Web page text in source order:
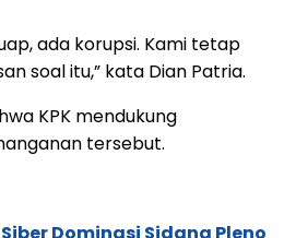
ada korupsi. Kami tetap
soal itu,” kata Dian Patria.
KPK mendukung
tersebut.
Dominasi Sidang Pleno